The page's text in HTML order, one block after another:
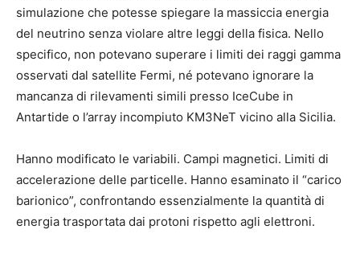
simulazione che potesse spiegare la massiccia energia
del neutrino senza violare altre leggi della fisica. Nello
specifico, non potevano superare i limiti dei raggi gamma
osservati dal satellite Fermi, né potevano ignorare la
mancanza di rilevamenti simili presso IceCube in
Antartide o l’array incompiuto KM3NeT vicino alla Sicilia.
Hanno modificato le variabili. Campi magnetici. Limiti di
accelerazione delle particelle. Hanno esaminato il “carico
barionico”, confrontando essenzialmente la quantità di
energia trasportata dai protoni rispetto agli elettroni.